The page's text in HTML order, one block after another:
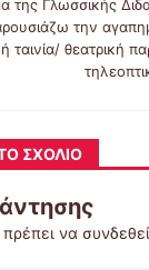
της Γλωσσικής
την
ταινία/ θεατρική
ΣΧΌΛΙΟ
πρέπει να